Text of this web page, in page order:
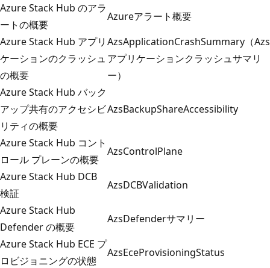
Azure Stack Hub のアラ
ートの概要
Azureアラート概要
Azure Stack Hub アプリ
ケーションのクラッシュ
の概要
AzsApplicationCrashSummary（Azs
アプリケーションクラッシュサマリ
ー）
Azure Stack Hub バック
アップ共有のアクセシビ
リティの概要
AzsBackupShareAccessibility
Azure Stack Hub コント
ロール プレーンの概要
AzsControlPlane
Azure Stack Hub DCB
検証
AzsDCBValidation
Azure Stack Hub
Defender の概要
AzsDefenderサマリー
Azure Stack Hub ECE プ
ロビジョニングの状態
AzsEceProvisioningStatus